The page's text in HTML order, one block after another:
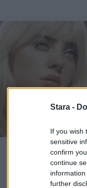
Stara -
If you wish
sensitive
confirm
continue
further